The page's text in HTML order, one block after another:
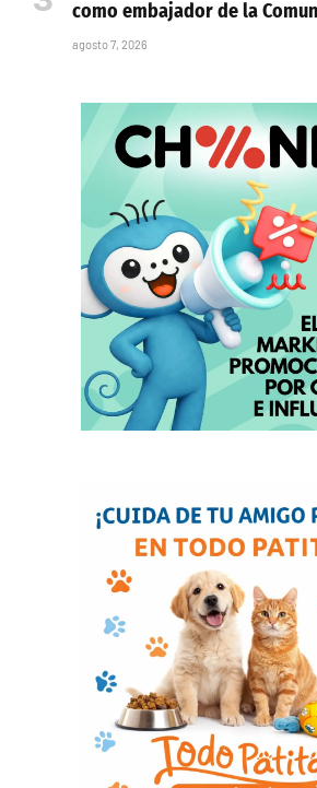
como embajador de la
agosto 7, 2026